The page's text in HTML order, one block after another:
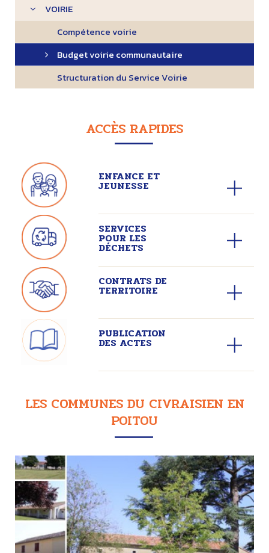
VOIRIE
Compétence voirie
Budget voirie communautaire
Structuration du Service Voirie
ACCÈS RAPIDES
ENFANCE ET
JEUNESSE
SERVICES
POUR LES
DÉCHETS
CONTRATS DE
TERRITOIRE
PUBLICATION
DES ACTES
LES COMMUNES DU CIVRAISIEN EN
POITOU